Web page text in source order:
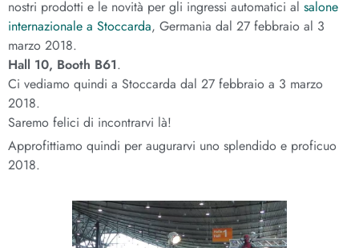
nostri prodotti e le novità per gli ingressi automatici al salone
internazionale a Stoccarda, Germania dal 27 febbraio al 3
marzo 2018.
Hall 10, Booth B61.
Ci vediamo quindi a Stoccarda dal 27 febbraio a 3 marzo
2018.
Saremo felici di incontrarvi là!
Approfittiamo quindi per augurarvi uno splendido e proficuo
2018.